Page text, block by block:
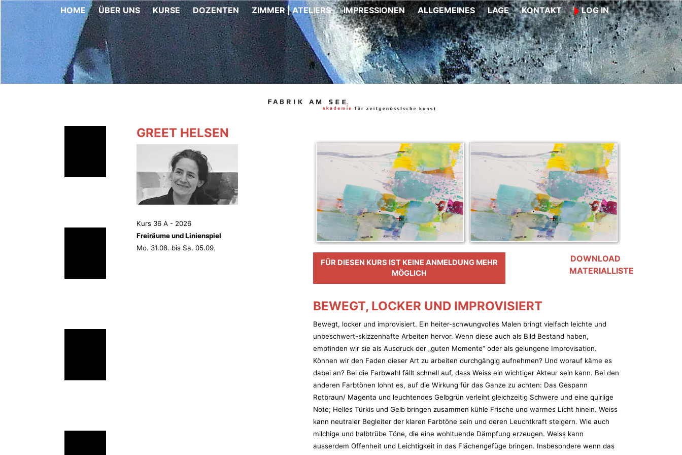
HOME ÜBER UNS KURSE DOZENTEN ZIMMER | ATELIERS IMPRESSIONEN ALLGEMEINES LAGE KONTAKT LOG IN
GREET HELSEN
Kurs 36 A - 2026
Freiräume und Linienspiel
Mo. 31.08. bis Sa. 05.09.
FÜR DIESEN KURS IST KEINE ANMELDUNG MEHR
MÖGLICH
DOWNLOAD
MATERIALLISTE
BEWEGT, LOCKER UND IMPROVISIERT
Bewegt, locker und improvisiert. Ein heiter-schwungvolles Malen bringt vielfach leichte und
unbeschwert-skizzenhafte Arbeiten hervor. Wenn diese auch als Bild Bestand haben,
empfinden wir sie als Ausdruck der „guten Momente“ oder als gelungene Improvisation.
Können wir den Faden dieser Art zu arbeiten durchgängig aufnehmen? Und worauf käme es
dabei an? Bei die Farbwahl fällt schnell auf, dass Weiss ein wichtiger Akteur sein kann. Bei den
anderen Farbtönen lohnt es, auf die Wirkung für das Ganze zu achten: Das Gespann
Rotbraun/ Magenta und leuchtendes Gelbgrün verleiht gleichzeitig Schwere und eine quirlige
Note; Helles Türkis und Gelb bringen zusammen kühle Frische und warmes Licht hinein. Weiss
kann neutraler Begleiter der klaren Farbtöne sein und deren Leuchtkraft steigern. Wie auch
milchige und halbtrübe Töne, die eine wohltuende Dämpfung erzeugen. Weiss kann
ausserdem Offenheit und Leichtigkeit in das Flächengefüge bringen. Insbesondere wenn das